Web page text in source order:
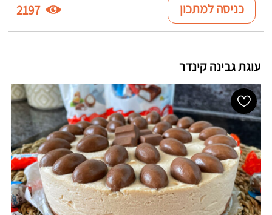
כניסה למתכון 2197
עוגת גבינה קינדר